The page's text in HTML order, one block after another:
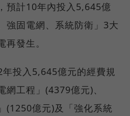
預計10年內投入5,645億
強固電網、系統防衛」3大
發生。
投入5,645億元的經費規
工程」(4379億元)、
(1250億元)及「強化系統